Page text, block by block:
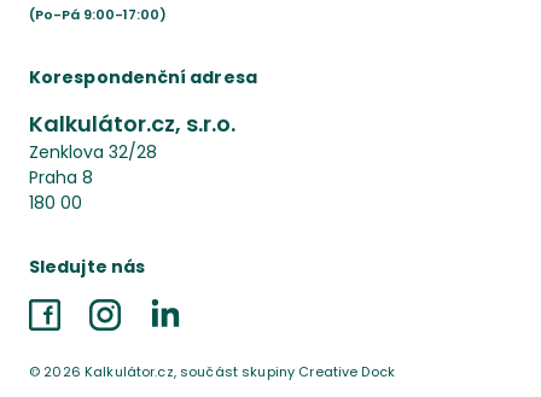
(Po-Pá 9:00-17:00)
Korespondenční adresa
Kalkulátor.cz, s.r.o.
Zenklova 32/28
Praha 8
180 00
Sledujte nás
FacebookInstagramLinkedIn
© 2026 Kalkulátor.cz, součást skupiny Creative Dock